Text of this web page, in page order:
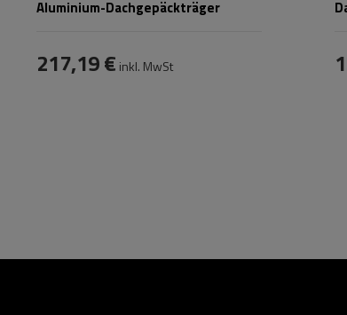
Aluminium-Dachgepäckträger
217,19 € inkl. MwSt